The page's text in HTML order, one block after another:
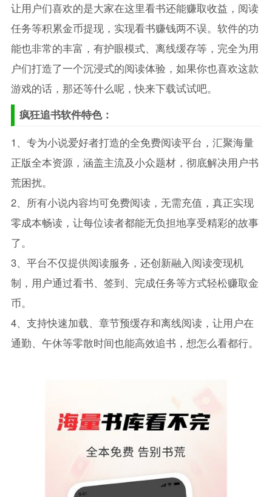
让用户们喜欢的是大家在这里看书还能赚取收益，阅读
任务等积累金币提现，实现看书赚钱两不误。软件的功
能也非常的丰富，有护眼模式、离线缓存等，完全为用
户们打造了一个沉浸式的阅读体验，如果你也喜欢这款
游戏的话，那还等什么呢，快来下载试试吧。
疯狂追书软件特色：
1、专为小说爱好者打造的全免费阅读平台，汇聚海量
正版全本资源，涵盖主流及小众题材，彻底解决用户书
荒困扰。
2、所有小说内容均可免费阅读，无需充值，真正实现
零成本畅读，让每位读者都能无负担地享受精彩的故事
了。
3、平台不仅提供阅读服务，还创新融入阅读变现机
制，用户通过看书、签到、完成任务等方式轻松赚取金
币。
4、支持快速加载、章节预缓存和离线阅读，让用户在
通勤、午休等零散时间也能高效追书，想怎么看都行。